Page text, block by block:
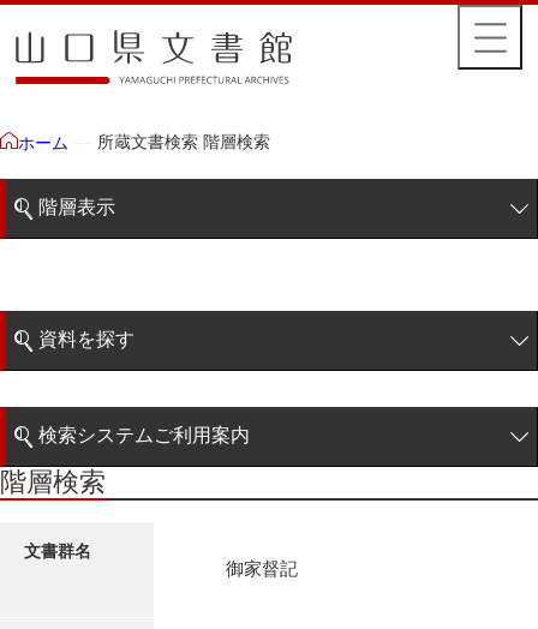
ホーム 所蔵文書検索 階層検索
階層表示
藩政文書
大令録
資料を探す
階層検索
検索システムご利用案内
検索システムの利用について
更新履歴
階層検索
文書群名
御家督記